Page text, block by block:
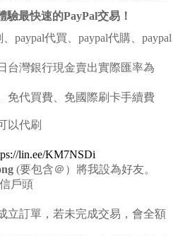
驗最快速的PayPal交易！
paypal代買、paypal代購、paypal
台灣銀行現金賣出實際匯率為
免代買費、免國際刷卡手續費
以代刷
lin.ee/KM7NSDi
(要包含＠）將我設為好友。
戶頭
立訂單，若未完成交易，會全額